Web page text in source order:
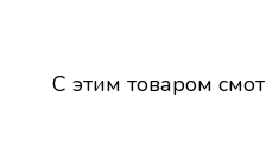
С этим товаром